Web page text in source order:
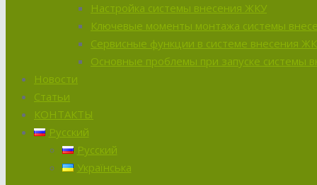
Настройка системы внесения ЖКУ
Ключевые моменты монтажа системы
Сервисные функции в системе внесения
Основные проблемы при запуске системы
Новости
Статьи
КОНТАКТЫ
Русский
Русский
Українська